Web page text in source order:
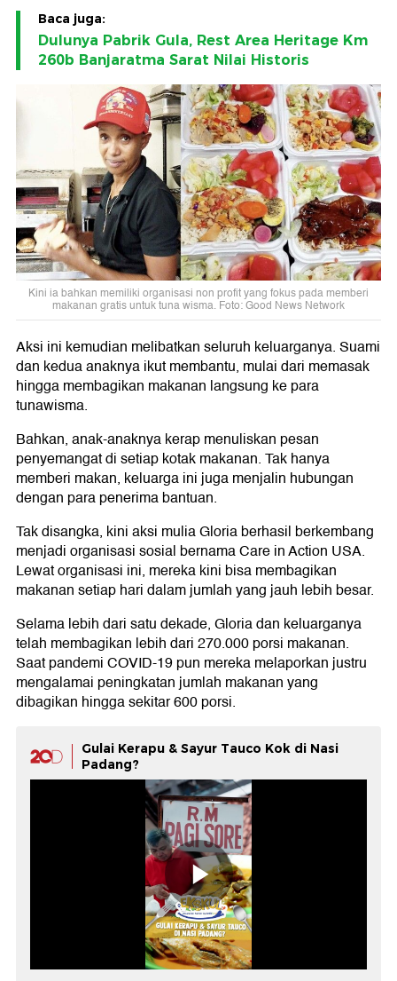
Baca juga:
Dulunya Pabrik Gula, Rest Area Heritage Km
260b Banjaratma Sarat Nilai Historis
Kini ia bahkan memiliki organisasi non profit yang fokus pada memberi
makanan gratis untuk tuna wisma. Foto: Good News Network
Aksi ini kemudian melibatkan seluruh keluarganya. Suami
dan kedua anaknya ikut membantu, mulai dari memasak
hingga membagikan makanan langsung ke para
tunawisma.
Bahkan, anak-anaknya kerap menuliskan pesan
penyemangat di setiap kotak makanan. Tak hanya
memberi makan, keluarga ini juga menjalin hubungan
dengan para penerima bantuan.
Tak disangka, kini aksi mulia Gloria berhasil berkembang
menjadi organisasi sosial bernama Care in Action USA.
Lewat organisasi ini, mereka kini bisa membagikan
makanan setiap hari dalam jumlah yang jauh lebih besar.
Selama lebih dari satu dekade, Gloria dan keluarganya
telah membagikan lebih dari 270.000 porsi makanan.
Saat pandemi COVID-19 pun mereka melaporkan justru
mengalamai peningkatan jumlah makanan yang
dibagikan hingga sekitar 600 porsi.
Gulai Kerapu & Sayur Tauco Kok di Nasi
Padang?